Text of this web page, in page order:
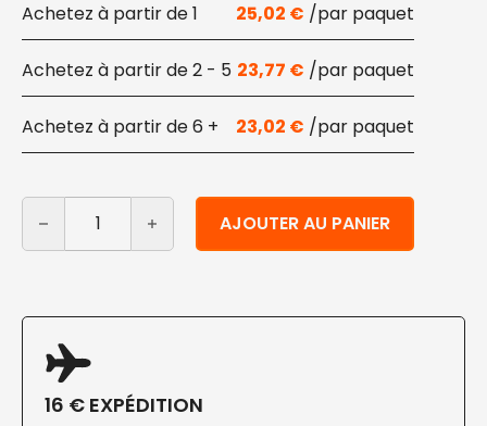
1 25,02 €
2 - 5 23,77 €
6 + 23,02 €
quantité de Couvercles CPLA pour béchers de 350-
AJOUTER AU PANIER
Alternative:
16 € EXPÉDITION